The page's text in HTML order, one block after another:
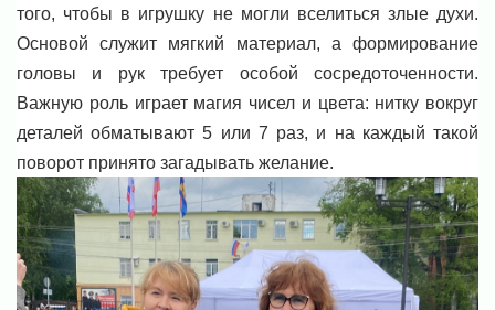
того, чтобы в игрушку не могли вселиться злые духи.
Основой служит мягкий материал, а формирование
головы и рук требует особой сосредоточенности.
Важную роль играет магия чисел и цвета: нитку вокруг
деталей обматывают 5 или 7 раз, и на каждый такой
поворот принято загадывать желание.